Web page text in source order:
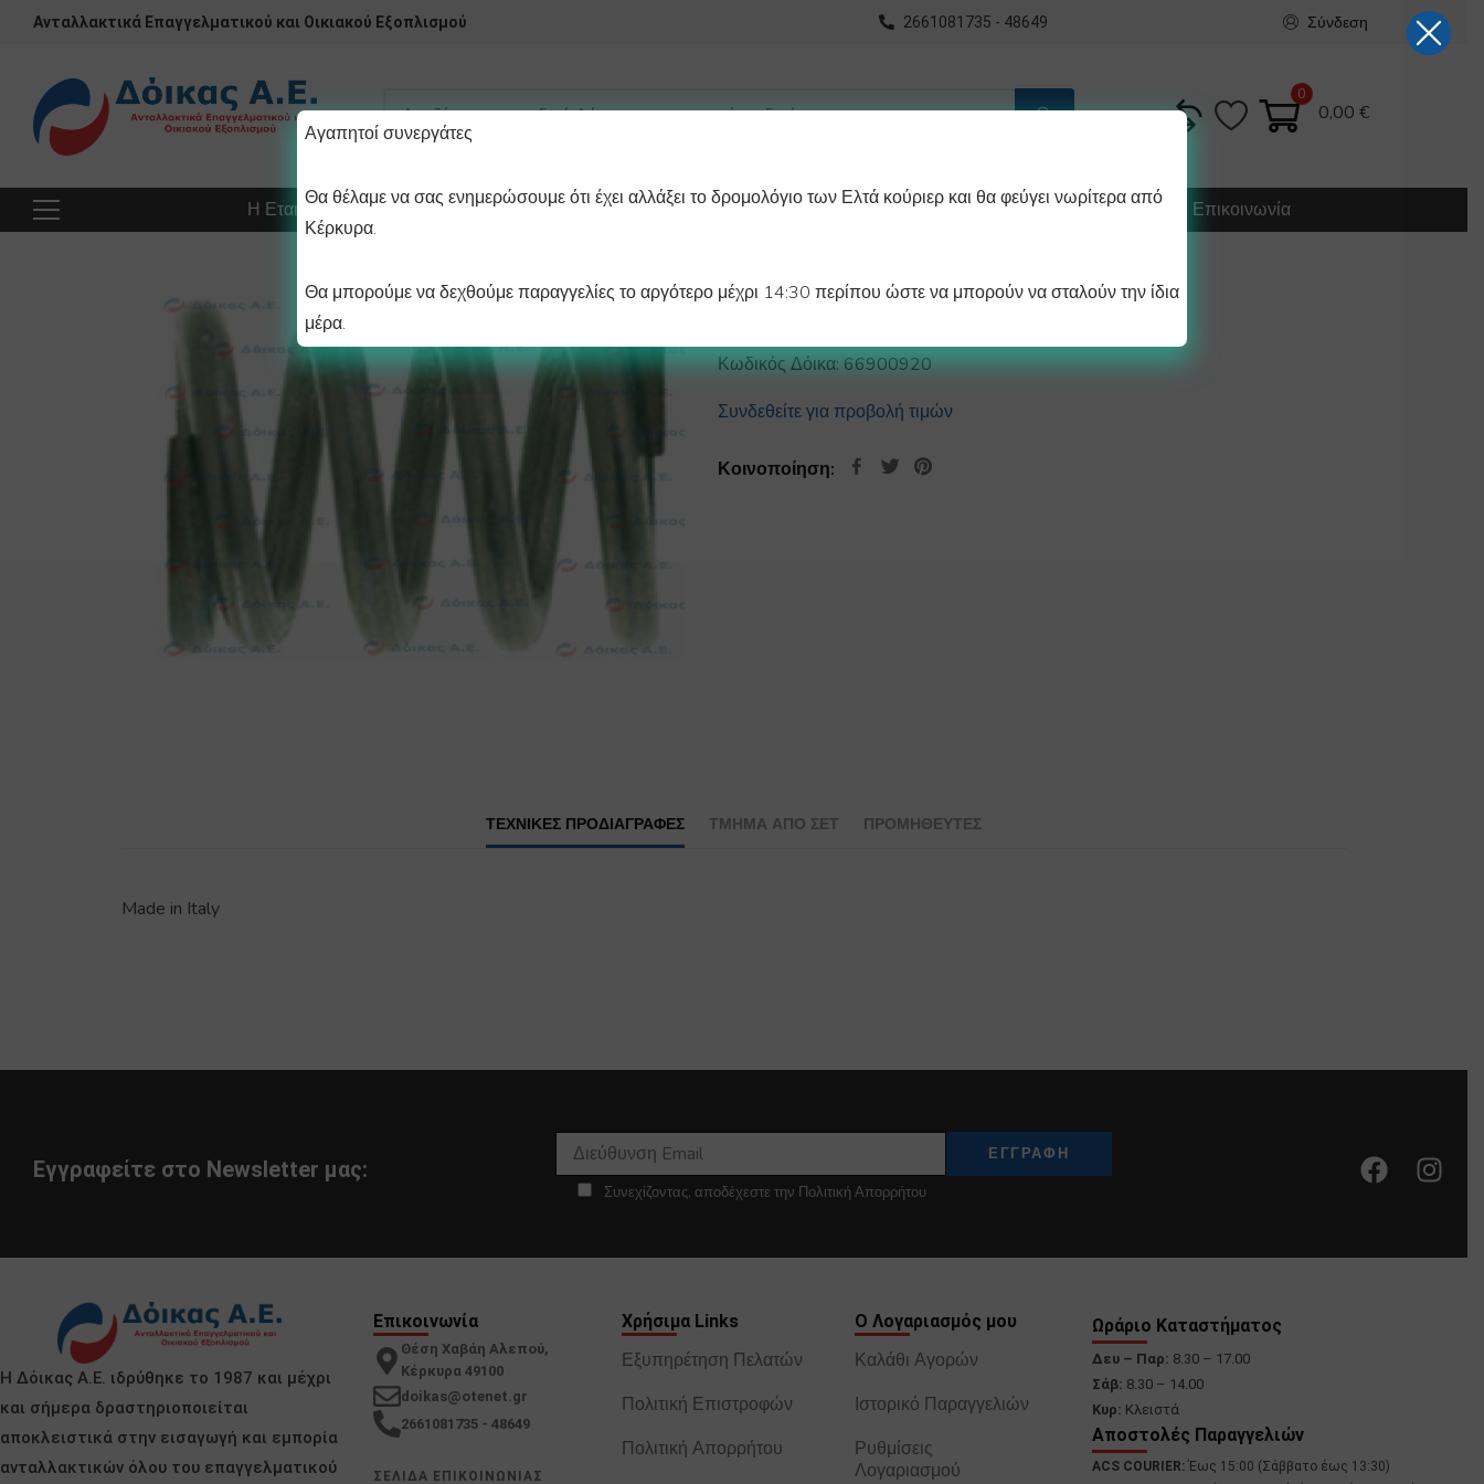
Ανταλλακτικά Επαγγελματικού και Οικιακού Εξοπλισμού 2661081735 - 48649 Σύνδεση
0
0,00€
Η Εταιρεία Προϊόντα Προχωρημένη Αναζήτηση Διαγράμματα Λάστιχα Ψυγείου Κατασκευή Οδηγίες Επικοινωνία
ΕΛΑΤΗΡΙΟ ΒΑΝΑΣ 15Χ20ΜΜ
Κωδικός Δόικα:66900920
Συνδεθείτε για προβολή τιμών
Κοινοποίηση:
ΤΕΧΝΙΚΕΣ ΠΡΟΔΙΑΓΡΑΦΕΣ ΤΜΉΜΑ ΑΠΌ ΣΕΤ ΠΡΟΜΗΘΕΥΤΕΣ
Made in Italy
Εγγραφείτε στο Newsletter μας:
Συνεχίζοντας, αποδέχεστε την Πολιτική Απορρήτου
Η Δόικας Α.Ε. ιδρύθηκε το 1987 και μέχρι
και σήμερα δραστηριοποιείται
αποκλειστικά στην εισαγωγή και εμπορία
ανταλλακτικών όλου του επαγγελματικού
Επικοινωνία
Θέση Χαβάη Αλεπού,
Κέρκυρα 49100
doikas@otenet.gr
2661081735 - 48649
ΣΕΛΙΔΑ ΕΠΙΚΟΙΝΩΝΙΑΣ
Χρήσιμα Links
Εξυπηρέτηση Πελατών
Πολιτική Επιστροφών
Πολιτική Απορρήτου
Ο Λογαριασμός μου
Καλάθι Αγορών
Ιστορικό Παραγγελιών
Ρυθμίσεις
Λογαριασμού
Ωράριο Καταστήματος
Δευ – Παρ: 8.30 – 17.00
Σάβ: 8.30 – 14.00
Κυρ: Κλειστά
Αποστολές Παραγγελιών
ACS COURIER: Έως 15:00 (Σάββατο έως 13:30)
Αγαπητοί συνεργάτες
Θα θέλαμε να σας ενημερώσουμε ότι έχει αλλάξει το δρομολόγιο των Ελτά κούριερ και θα φεύγει νωρίτερα από
Κέρκυρα.
Θα μπορούμε να δεχθούμε παραγγελίες το αργότερο μέχρι 14:30 περίπου ώστε να μπορούν να σταλούν την ίδια
μέρα.